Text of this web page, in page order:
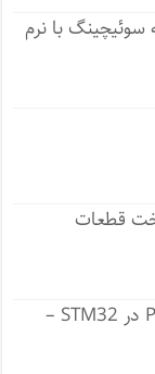
با نرم
قطعات
مدولاسیون عرض پالس یا PWM در STM32 –